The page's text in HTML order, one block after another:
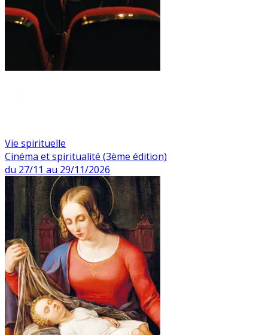
Vie spirituelle
Cinéma et spiritualité (3ème édition)
du 27/11 au 29/11/2026